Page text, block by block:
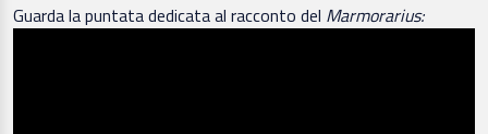
Guarda la puntata dedicata al racconto del Marmorarius: